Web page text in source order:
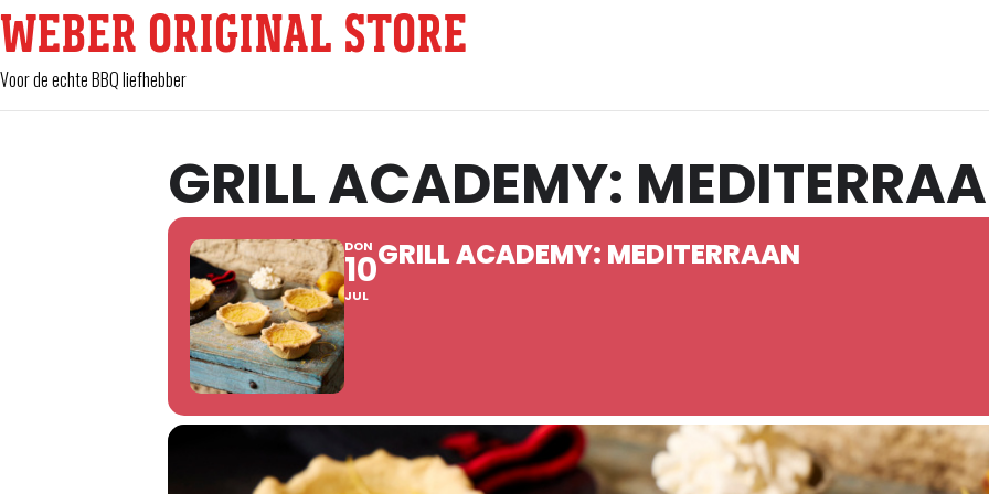
WEBER ORIGINAL STORE
Voor de echte BBQ liefhebber
GRILL ACADEMY:
DON
10
JUL
GRILL ACADEMY: MEDITERRAAN